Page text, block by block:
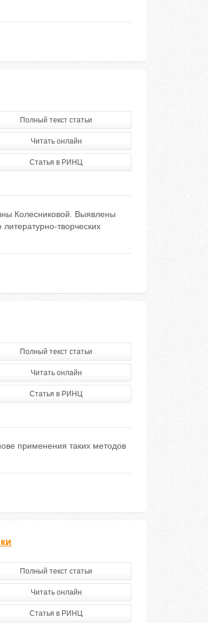
Полный текст статьи
Читать онлайн
Статья в РИНЦ
Колесниковой. Выявлены
творческих
Полный текст статьи
Читать онлайн
Статья в РИНЦ
применения таких методов
Полный текст статьи
Читать онлайн
Статья в РИНЦ